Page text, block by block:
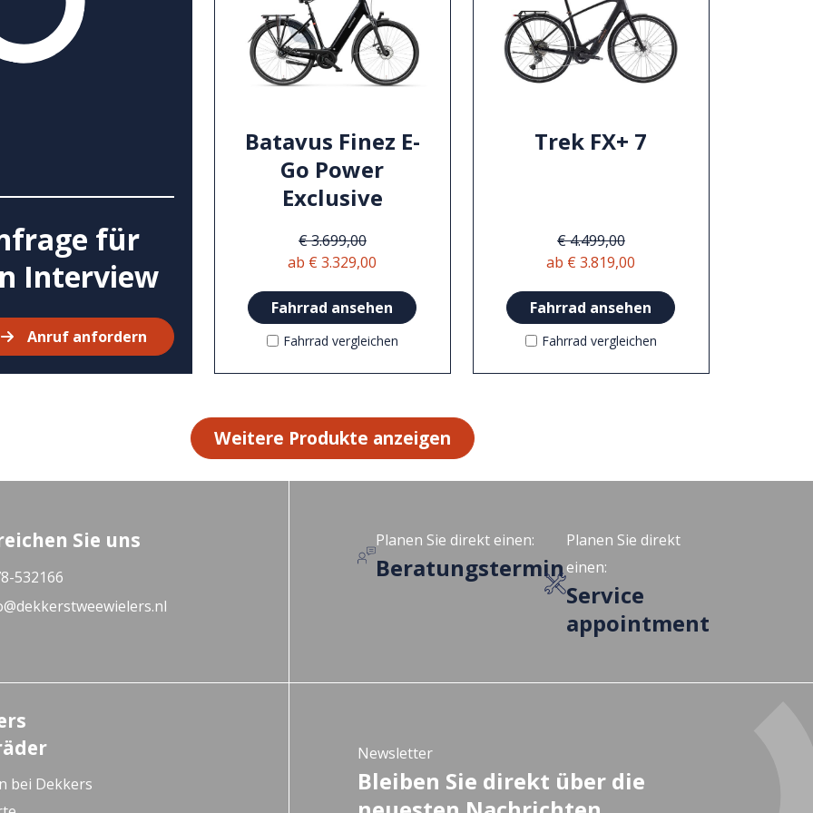
für
Interview
Anruf anfordern
Batavus Finez E-
Go Power
Exclusive
€ 3.699,00
ab € 3.329,00
Fahrrad ansehen
Fahrrad vergleichen
Trek FX+ 7
€ 4.499,00
ab € 3.819,00
Fahrrad ansehen
Fahrrad vergleichen
Weitere Produkte anzeigen
Sie uns
532166
Planen Sie direkt einen:
Beratungstermin
Planen Sie direkt
einen:
Service
appointment
bei Dekkers
Newsletter
Bleiben Sie direkt über die